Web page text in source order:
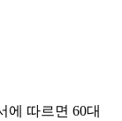
에 따르면 60대